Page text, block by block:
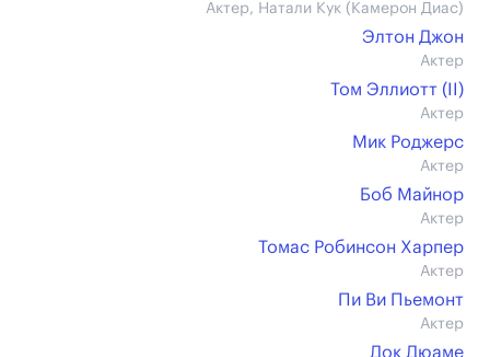
Актер, Натали Кук (Камерон Диас)
Элтон Джон
Актер
Том Эллиотт (II)
Актер
Мик Роджерс
Актер
Боб Майнор
Актер
Томас Робинсон Харпер
Актер
Пи Ви Пьемонт
Актер
Док Дюаме